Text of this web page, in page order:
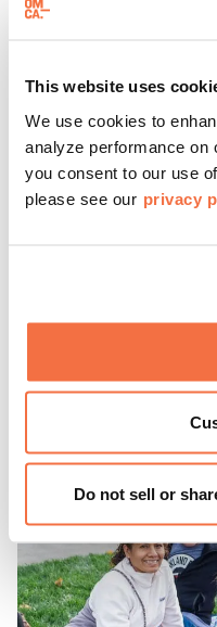
This website uses
We use cookies to
analyze performance on
you consent to our use
please see our privacy
Do not sell or
晚间时间
OMCA的周四活动
来OMCA体验“周四之夜
在米歇尔·麦奎因（
Fare Cafe与朋友畅聊，
探索那些在夜幕下焕发